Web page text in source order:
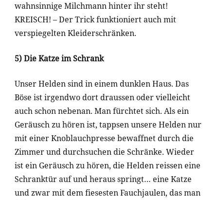
wahnsinnige Milchmann hinter ihr steht!
KREISCH! – Der Trick funktioniert auch mit
verspiegelten Kleiderschränken.
5) Die Katze im Schrank
Unser Helden sind in einem dunklen Haus. Das
Böse ist irgendwo dort draussen oder vielleicht
auch schon nebenan. Man fürchtet sich. Als ein
Geräusch zu hören ist, tappsen unsere Helden nur
mit einer Knoblauchpresse bewaffnet durch die
Zimmer und durchsuchen die Schränke. Wieder
ist ein Geräusch zu hören, die Helden reissen eine
Schranktür auf und heraus springt… eine Katze
und zwar mit dem fiesesten Fauchjaulen, das man